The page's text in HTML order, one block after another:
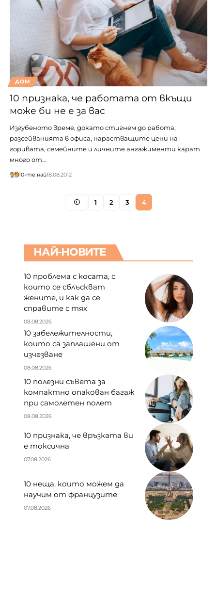
ДОМ
10 признака, че работата от вкъщи
може би не е за вас
Изгубеното време, докато стигнем до работа,
разсейванията в офиса, нарастващите цени на
горивата, семейните и личните ангажименти карат
много от…
10-те най18.08.2012
1 2 3 4
НАЙ-НОВИТЕ
10 проблема с косата, с
които се сблъскват
жените, и как да се
справите с тях
08.08.2026
10 забележителности,
които са заплашени от
изчезване
08.08.2026
10 полезни съвета за
компактно опакован багаж
при самолетен полет
08.08.2026
10 признака, че връзката ви
е токсична
07.08.2026
10 неща, които можем да
научим от французите
07.08.2026